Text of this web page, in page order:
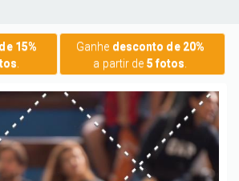
15%
Ganhe desconto de 20%
a partir de 5 fotos